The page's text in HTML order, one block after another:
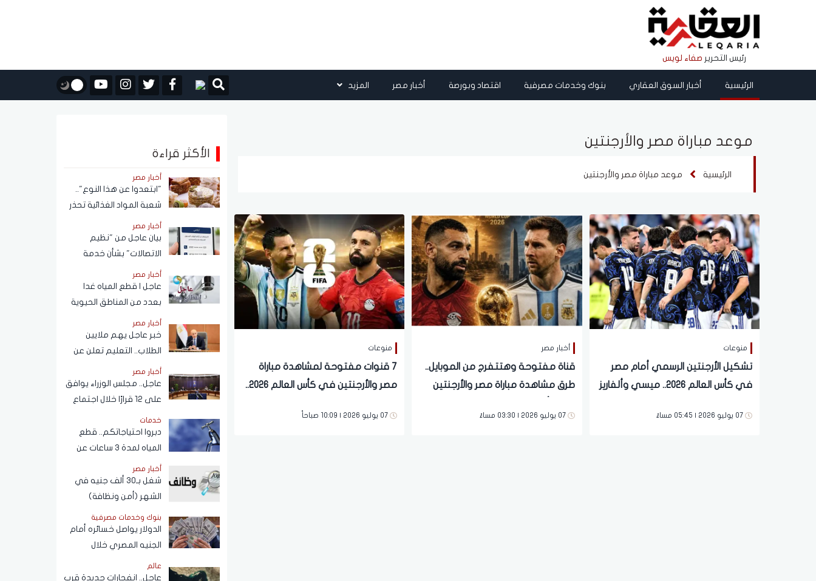
رئيس التحرير صفاء لويس
الرئيسية أخبار السوق العقاري بنوك وخدمات مصرفية اقتصاد وبورصة أخبار مصر المزيد
موعد مباراة مصر والأرجنتين
الرئيسية موعد مباراة مصر والأرجنتين
منوعات
تشكيل الأرجنتين الرسمي أمام مصر
في كأس العالم 2026.. ميسي وألفاريز
07 يوليو 2026 | 05:45 مساءً
أخبار مصر
قناة مفتوحة وهتتفرج من الموبايل..
طرق مشاهدة مباراة مصر والأرجنتين
07 يوليو 2026 | 03:30 مساءً
منوعات
7 قنوات مفتوحة لمشاهدة مباراة
مصر والأرجنتين في كأس العالم 2026..
07 يوليو 2026 | 10:09 صباحاً
الأكثر قراءة
أخبار مصر
"ابتعدوا عن هذا النوع"..
شعبة المواد الغذائية تحذر
من حلاوة المولد النبوي
أخبار مصر
بيان عاجل من "نظيم
الاتصالات" بشأن خدمة
الاستعلام عن أرقام الهاتف
المحمول المسجلة باسم
المستخدم عبر تطبيق My
NTRA
أخبار مصر
عاجل | قطع المياه غدا
بعدد من المناطق الحيوية
في الجيزة.. ومناشدات
للمواطنين بتدبير
احتياجاتهم
أخبار مصر
خبر عاجل يهم ملايين
الطلاب.. التعليم تعلن عن
نظام البكالوريا الجديد
أخبار مصر
عاجل.. مجلس الوزراء يوافق
على 12 قرارًا خلال اجتماع
اليوم
خدمات
دبروا احتياجاتكم.. قطع
المياه لمدة 3 ساعات عن
هذه المناطق (اعرف
الموعد)
أخبار مصر
شغل بـ30 ألف جنيه في
الشهر (أمن ونظافة)
بنوك وخدمات مصرفية
الدولار يواصل خسائره أمام
الجنيه المصري خلال
أغسطس 2026
عالم
عاجل.. انفجارات جديدة قرب